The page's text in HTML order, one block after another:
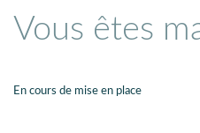
Vous êtes
En cours de mise en place